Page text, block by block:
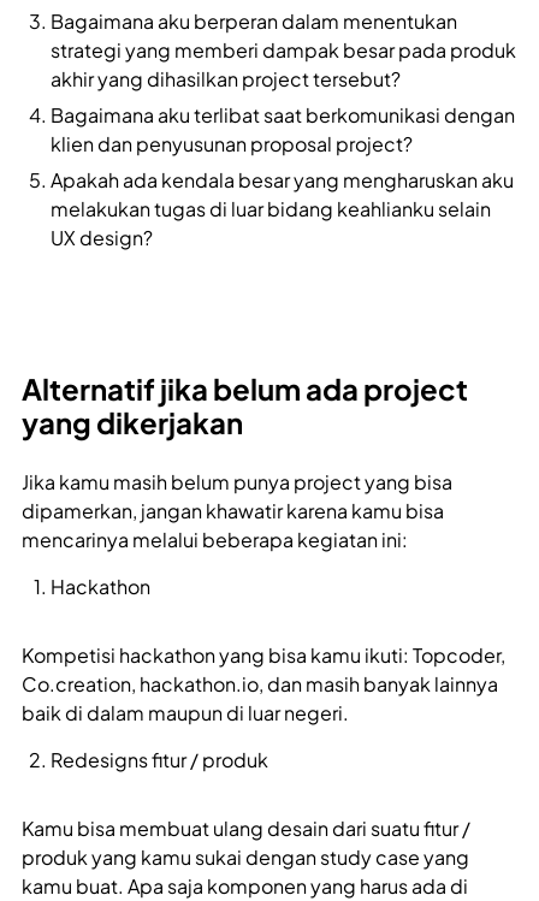
Bagaimana aku berperan dalam menentukan
strategi yang memberi dampak besar pada produk
akhir yang dihasilkan project tersebut?
Bagaimana aku terlibat saat berkomunikasi dengan
klien dan penyusunan proposal project?
Apakah ada kendala besar yang mengharuskan aku
melakukan tugas di luar bidang keahlianku selain
UX design?
Alternatif jika belum ada project
yang dikerjakan
Jika kamu masih belum punya project yang bisa
dipamerkan, jangan khawatir karena kamu bisa
mencarinya melalui beberapa kegiatan ini:
Hackathon
Kompetisi hackathon yang bisa kamu ikuti: Topcoder,
Co.creation, hackathon.io, dan masih banyak lainnya
baik di dalam maupun di luar negeri.
Redesigns fitur / produk
Kamu bisa membuat ulang desain dari suatu fitur /
produk yang kamu sukai dengan study case yang
kamu buat. Apa saja komponen yang harus ada di